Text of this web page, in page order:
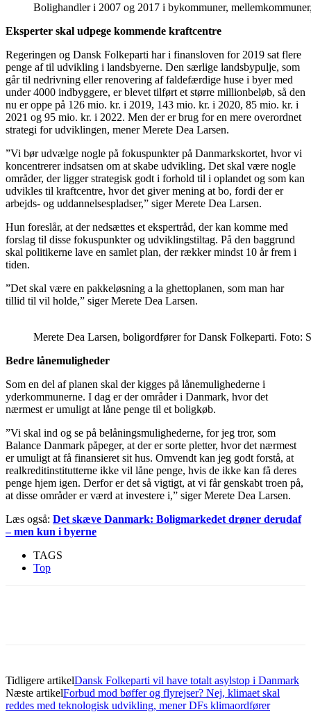
Bolighandler i 2007 og 2017 i bykommuner,
Eksperter skal udpege kommende kraftcentre
Regeringen og Dansk Folkeparti har i finansloven for 2019 sat flere
penge af til udvikling i landsbyerne. Den særlige landsbypulje, som
går til nedrivning eller renovering af faldefærdige huse i byer med
under 4000 indbyggere, er blevet tilført et større millionbeløb, så den
nu er oppe på 126 mio. kr. i 2019, 143 mio. kr. i 2020, 85 mio. kr. i
2021 og 95 mio. kr. i 2022. Men der er brug for en mere overordnet
strategi for udviklingen, mener Merete Dea Larsen.
”Vi bør udvælge nogle på fokuspunkter på Danmarkskortet, hvor vi
koncentrerer indsatsen om at skabe udvikling. Det skal være nogle
områder, der ligger strategisk godt i forhold til i oplandet og som kan
udvikles til kraftcentre, hvor det giver mening at bo, fordi der er
arbejds- og uddannelsespladser,” siger Merete Dea Larsen.
Hun foreslår, at der nedsættes et ekspertråd, der kan komme med
forslag til disse fokuspunkter og udviklingstiltag. På den baggrund
skal politikerne lave en samlet plan, der rækker mindst 10 år frem i
tiden.
”Det skal være en pakkeløsning a la ghettoplanen, som man har
tillid til vil holde,” siger Merete Dea Larsen.
Merete Dea Larsen, boligordfører for Dansk Folkeparti. Foto:
Bedre lånemuligheder
Som en del af planen skal der kigges på lånemulighederne i
yderkommunerne. I dag er der områder i Danmark, hvor det
nærmest er umuligt at låne penge til et boligkøb.
”Vi skal ind og se på belåningsmulighederne, for jeg tror, som
Balance Danmark påpeger, at der er sorte pletter, hvor det nærmest
er umuligt at få finansieret sit hus. Omvendt kan jeg godt forstå, at
realkreditinstitutterne ikke vil låne penge, hvis de ikke kan få deres
penge hjem igen. Derfor er det så vigtigt, at vi får genskabt troen på,
at disse områder er værd at investere i,” siger Merete Dea Larsen.
Læs også: Det skæve Danmark: Boligmarkedet drøner derudaf
– men kun i byerne
TAGS
Top
Tidligere artikelDansk Folkeparti vil have totalt asylstop i Danmark
Næste artikelForbud mod bøffer og flyrejser? Nej, klimaet skal
reddes med teknologisk udvikling, mener DFs klimaordfører